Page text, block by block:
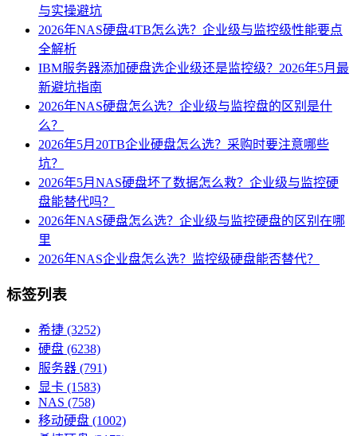
与实操避坑
2026年NAS硬盘4TB怎么选？企业级与监控级性能要点
全解析
IBM服务器添加硬盘选企业级还是监控级？2026年5月最
新避坑指南
2026年NAS硬盘怎么选？企业级与监控盘的区别是什
么？
2026年5月20TB企业硬盘怎么选？采购时要注意哪些
坑？
2026年5月NAS硬盘坏了数据怎么救？企业级与监控硬
盘能替代吗？
2026年NAS硬盘怎么选？企业级与监控硬盘的区别在哪
里
2026年NAS企业盘怎么选？监控级硬盘能否替代？
标签列表
希捷 (3252)
硬盘 (6238)
服务器 (791)
显卡 (1583)
NAS (758)
移动硬盘 (1002)